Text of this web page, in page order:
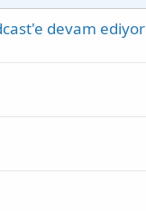
devam ediyor